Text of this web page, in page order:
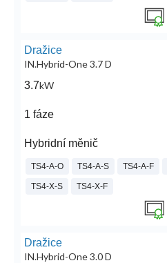
Dražice
IN.Hybrid-One 3.7 D
3.7kW
1 fáze
Hybridní měnič
TS4-A-O TS4-A-S TS4-A-F
TS4-X-S TS4-X-F
Dražice
IN.Hybrid-One 3.0 D